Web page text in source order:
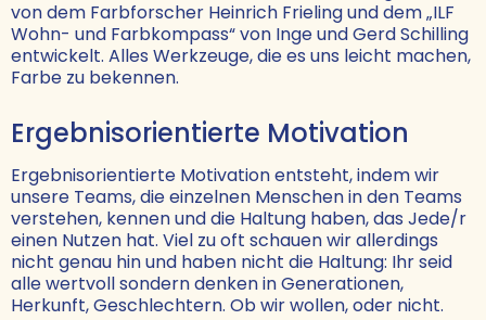
von dem Farbforscher Heinrich Frieling und dem „ILF
Wohn- und Farbkompass“ von Inge und Gerd Schilling
entwickelt. Alles Werkzeuge, die es uns leicht machen,
Farbe zu bekennen.
Ergebnisorientierte Motivation
Ergebnisorientierte Motivation entsteht, indem wir
unsere Teams, die einzelnen Menschen in den Teams
verstehen, kennen und die Haltung haben, das Jede/r
einen Nutzen hat. Viel zu oft schauen wir allerdings
nicht genau hin und haben nicht die Haltung: Ihr seid
alle wertvoll sondern denken in Generationen,
Herkunft, Geschlechtern. Ob wir wollen, oder nicht.